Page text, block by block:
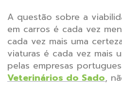
A questão sobre a
em carros é cada vez
cada vez mais uma
viaturas é cada vez mais
pelas empresas
Veterinários do Sado,